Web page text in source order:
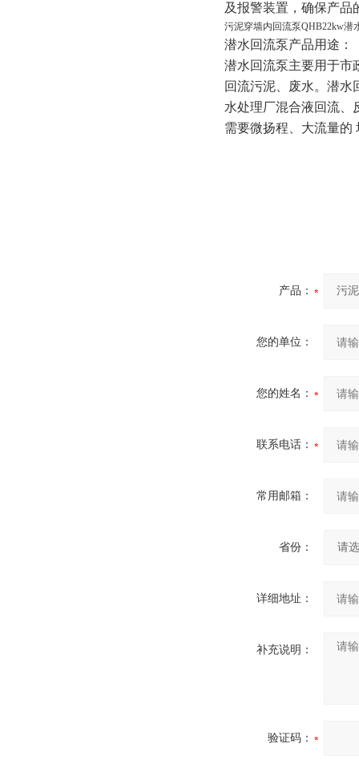
及报警装置，确保产品
污泥穿墙内回流泵QHB22kw潜
潜水回流泵产品用途：
潜水回流泵主要用于市
回流污泥、废水。潜水
水处理厂混合液回流、
需要微扬程、大流量的
产品：
您的单位：
您的姓名：
联系电话：
常用邮箱：
省份：
详细地址：
补充说明：
验证码：